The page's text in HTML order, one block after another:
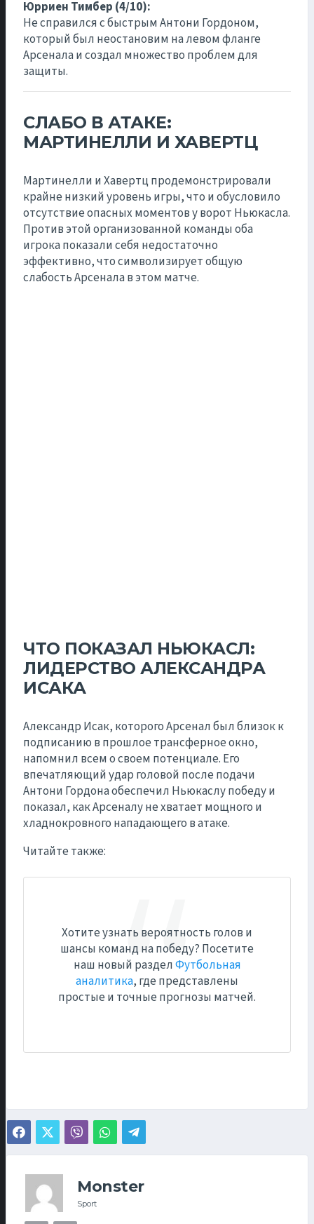
Юрриен Тимбер (4/10):
Не справился с быстрым Антони Гордоном,
который был неостановим на левом фланге
Арсенала и создал множество проблем для
защиты.
СЛАБО В АТАКЕ:
МАРТИНЕЛЛИ И ХАВЕРТЦ
Мартинелли и Хавертц продемонстрировали
крайне низкий уровень игры, что и обусловило
отсутствие опасных моментов у ворот Ньюкасла.
Против этой организованной команды оба
игрока показали себя недостаточно
эффективно, что символизирует общую
слабость Арсенала в этом матче.
ЧТО ПОКАЗАЛ НЬЮКАСЛ:
ЛИДЕРСТВО АЛЕКСАНДРА
ИСАКА
Александр Исак, которого Арсенал был близок к
подписанию в прошлое трансферное окно,
напомнил всем о своем потенциале. Его
впечатляющий удар головой после подачи
Антони Гордона обеспечил Ньюкаслу победу и
показал, как Арсеналу не хватает мощного и
хладнокровного нападающего в атаке.
Читайте также:
Хотите узнать вероятность голов и
шансы команд на победу? Посетите
наш новый разделФутбольная
аналитика, где представлены
простые и точные прогнозы матчей.
Monster
Sport